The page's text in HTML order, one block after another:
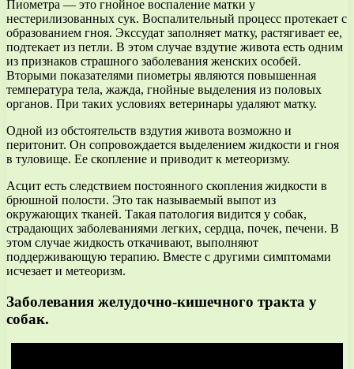
Пиометра — это гнойное воспаление матки у
нестерилизованных сук. Воспалительный процесс протекает с
образованием гноя. Экссудат заполняет матку, растягивает ее,
подтекает из петли. В этом случае вздутие живота есть одним
из признаков страшного заболевания женских особей.
Вторыми показателями пиометры являются повышенная
температура тела, жажда, гнойные выделения из половых
органов. При таких условиях ветеринары удаляют матку.
Одной из обстоятельств вздутия живота возможно и
перитонит. Он сопровождается выделением жидкости и гноя
в туловище. Ее скопление и приводит к метеоризму.
Асцит есть следствием постоянного скопления жидкости в
брюшной полости. Это так называемый выпот из
окружающих тканей. Такая патология видится у собак,
страдающих заболеваниями легких, сердца, почек, печени. В
этом случае жидкость откачивают, выполняют
поддерживающую терапию. Вместе с другими симптомами
исчезает и метеоризм.
Заболевания желудочно-кишечного тракта у
собак.